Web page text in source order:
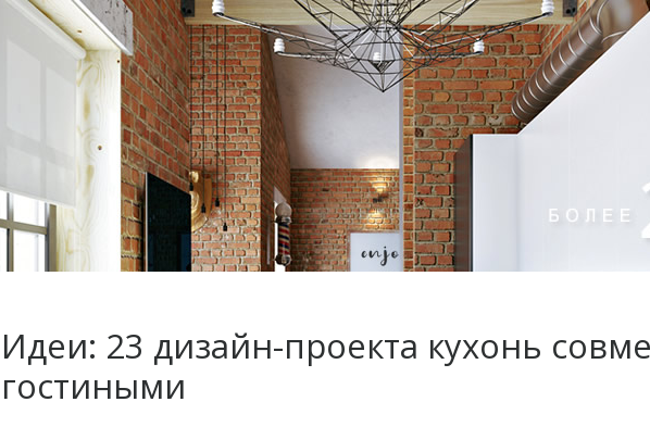
Идеи: 23 дизайн-проекта кухонь
гостиными